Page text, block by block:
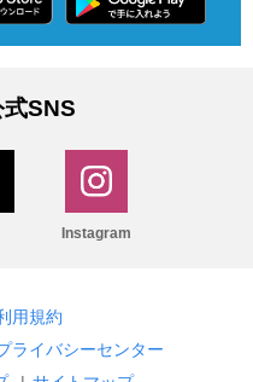
SNS
Instagram
用規約
ライバシーセンター